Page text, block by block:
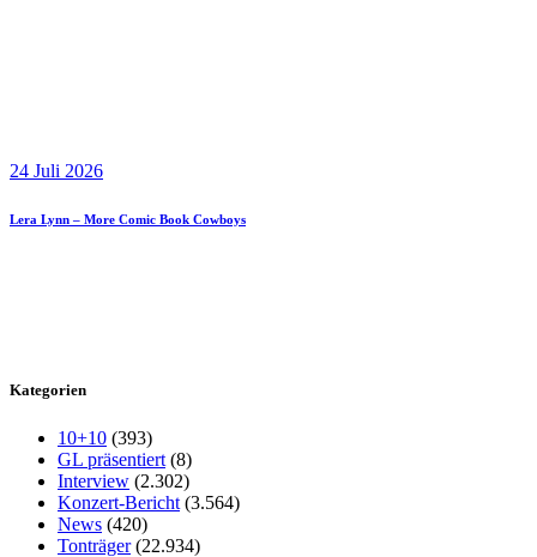
24 Juli 2026
Lera Lynn – More Comic Book Cowboys
Kategorien
10+10 (393)
GL präsentiert (8)
Interview (2.302)
Konzert-Bericht (3.564)
News (420)
Tonträger(22.934)